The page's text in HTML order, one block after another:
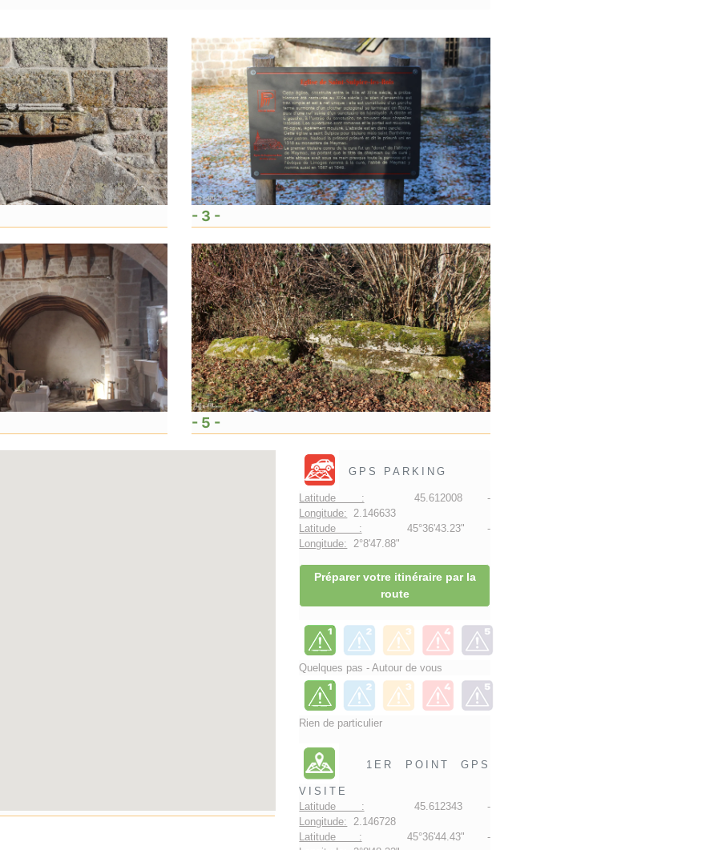
- 3 -
- 5 -
GPS PARKING
Latitude : 45.612008 -
Longitude: 2.146633
Latitude : 45°36'43.23" -
Longitude: 2°8'47.88"
Préparer votre itinéraire par la
route
Quelques pas - Autour de vous
Rien de particulier
1ER POINT GPS
VISITE
Latitude : 45.612343 -
Longitude: 2.146728
Latitude : 45°36'44.43" -